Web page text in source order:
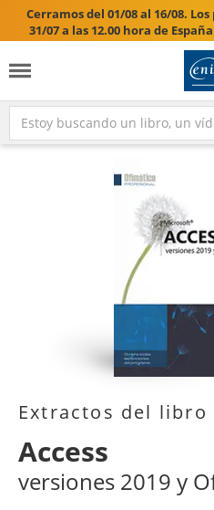
Cerramos del 01/08 al 16/08.
31/07 a las 12.00 hora de
17/08/
Extractos del libro
Access
versiones 2019 y